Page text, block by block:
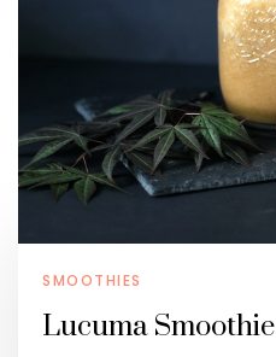
SMOOTHIES
Lucuma Smoothie